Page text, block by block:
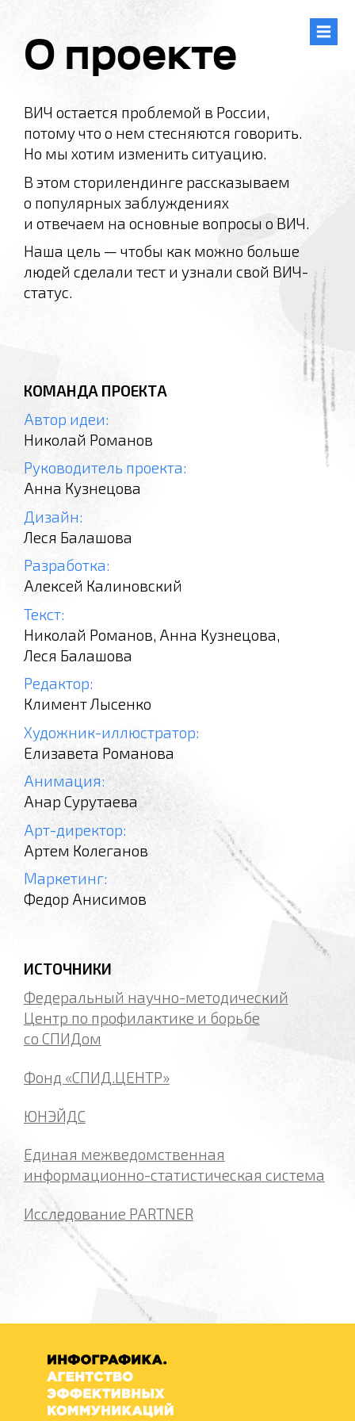
О проекте
ВИЧ остается проблемой в России,
потому что о нем стесняются говорить.
Но мы хотим изменить ситуацию.
В этом сторилендинге рассказываем
о популярных заблуждениях
и отвечаем на основные вопросы о ВИЧ.
Наша цель — чтобы как можно больше
людей сделали тест и узнали свой ВИЧ-
статус.
КОМАНДА ПРОЕКТА
Автор идеи:
Николай Романов
Руководитель проекта:
Анна Кузнецова
Дизайн:
Леся Балашова
Разработка:
Алексей Калиновский
Текст:
Николай Романов, Анна Кузнецова,
Леся Балашова
Редактор:
Климент Лысенко
Художник-иллюстратор:
Елизавета Романова
Анимация:
Анар Сурутаева
Арт-директор:
Артем Колеганов
Маркетинг:
Федор Анисимов
ИСТОЧНИКИ
Федеральный научно-методический
Центр по профилактике и борьбе
со СПИДом
Фонд «СПИД.ЦЕНТР»
ЮНЭЙДС
Единая межведомственная
информационно-статистическая система
Исследование PARTNER